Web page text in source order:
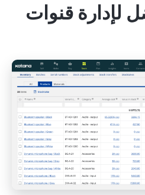
لإدارة قنوات